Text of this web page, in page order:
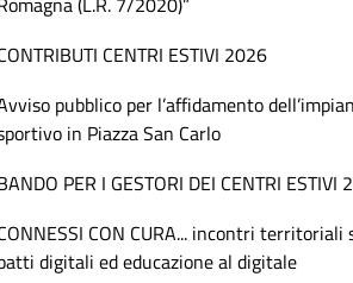
CENTRI ESTIVI 2026
pubblico per l’affidamento
in Piazza San Carlo
PER I GESTORI DEI CENTRI ESTIVI
CON CURA... incontri territoriali
digitali ed educazione al digitale